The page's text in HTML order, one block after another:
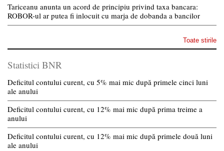
Tariceanu anunta un acord de principiu privind taxa bancara:
ROBOR-ul ar putea fi inlocuit cu marja de dobanda a bancilor
Toate stirile
Statistici BNR
Deficitul contului curent, cu 5% mai mic după primele cinci luni
ale anului
Deficitul contului curent, cu 12% mai mic după prima treime a
anului
Deficitul contului curent, cu 12% mai mic după primele două luni
ale anului